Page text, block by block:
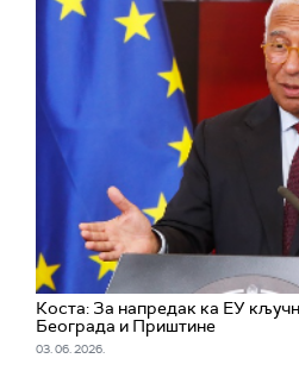
Коста: За напредак ка ЕУ
Београда и Приштине
03. 06. 2026.